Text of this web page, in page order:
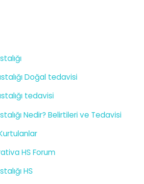
Doğal tedavisi
tedavisi
Nedir? Belirtileri ve Tedavisi
HS Forum
HS